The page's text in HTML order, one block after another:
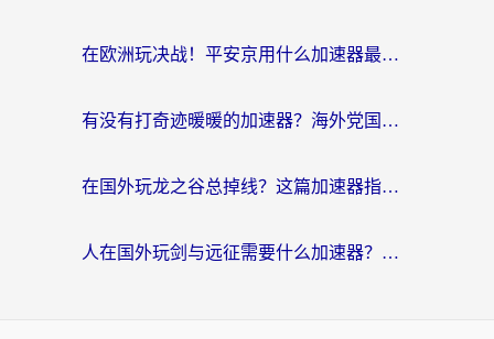
在欧洲玩决战！平安京用什么加速器最好用？2026实测有效的国服游戏加速指南
有没有打奇迹暖暖的加速器？海外党国服游戏畅玩不卡顿的秘密
在国外玩龙之谷总掉线？这篇加速器指南帮你告别延迟卡顿！
人在国外玩剑与远征需要什么加速器？老玩家亲测的避坑指南来了